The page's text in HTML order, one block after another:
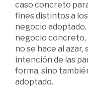
caso concreto
fines distintos a
negocio adoptado.
negocio concreto,
no se hace al azar,
intención de las
forma, sino
adoptado.